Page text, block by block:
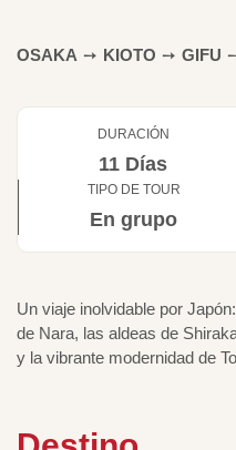
OSAKA ➙ KIOTO ➙ GIFU
DURACIÓN
11 Días
TIPO DE TOUR
En grupo
Un viaje inolvidable por
de Nara, las aldeas de
y la vibrante modernidad de